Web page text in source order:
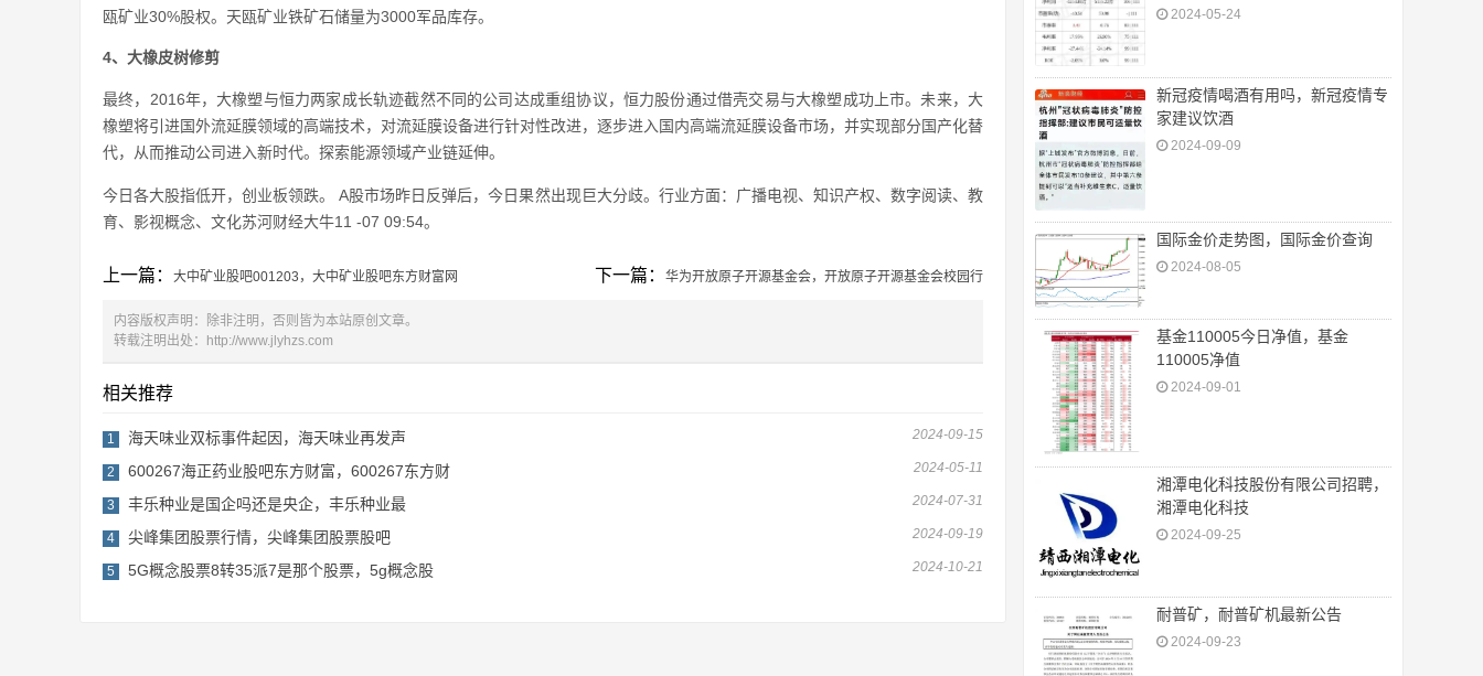
瓯矿业30%股权。天瓯矿业铁矿石储量为3000军品库存。
4、大橡皮树修剪
最终，2016年，大橡塑与恒力两家成长轨迹截然不同的公司达成重组协议，恒力股份通过借壳交易与大橡塑成功上市。未来，大
橡塑将引进国外流延膜领域的高端技术，对流延膜设备进行针对性改进，逐步进入国内高端流延膜设备市场，并实现部分国产化替
代，从而推动公司进入新时代。探索能源领域产业链延伸。
今日各大股指低开，创业板领跌。 A股市场昨日反弹后，今日果然出现巨大分歧。行业方面：广播电视、知识产权、数字阅读、教
育、影视概念、文化苏河财经大牛11 -07 09:54。
上一篇： 大中矿业股吧001203，大中矿业股吧东方财富网 下一篇： 华为开放原子开源基金会，开放原子开源基金会校园行
内容版权声明：除非注明，否则皆为本站原创文章。
转载注明出处：
http://www.jlyhzs.com
相关推荐
2024-09-15
1 海天味业双标事件起因，海天味业再发声
2024-05-11
2 600267海正药业股吧东方财富，600267东方财
2024-07-31
3 丰乐种业是国企吗还是央企，丰乐种业最
2024-09-19
4 尖峰集团股票行情，尖峰集团股票股吧
2024-10-21
5 5G概念股票8转35派7是那个股票，5g概念股
2024-05-24
新冠疫情喝酒有用吗，新冠疫情专
家建议饮酒
2024-09-09
国际金价走势图，国际金价查询
2024-08-05
基金110005今日净值，基金
110005净值
2024-09-01
湘潭电化科技股份有限公司招聘，
湘潭电化科技
2024-09-25
耐普矿，耐普矿机最新公告
2024-09-23